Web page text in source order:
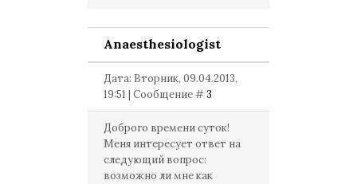
Anaesthesiologist
Дата: Вторник, 09.04.2013,
19:51 | Сообщение #3
Доброго времени суток!
Меня интересует ответ на
следующий вопрос:
возможно ли мне как